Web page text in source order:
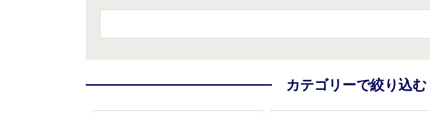
カテゴリーで絞り込む